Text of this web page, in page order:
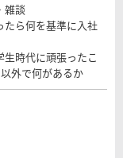
雑談
たら何を基準に入社
時代に頑張ったこ
外で何があるか